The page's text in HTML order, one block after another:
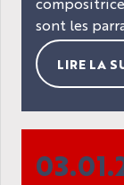
sont les
LIRE LA